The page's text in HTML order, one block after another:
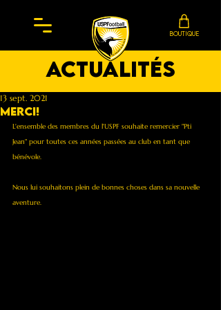
BOUTIQUE
actualités
MERCI!
13 sept. 2021
L'ensemble des membres du l'USPF souhaite remercier "Pti
Jean" pour toutes ces années passées au club en tant que
bénévole.
Nous lui souhaitons plein de bonnes choses dans sa nouvelle
aventure.